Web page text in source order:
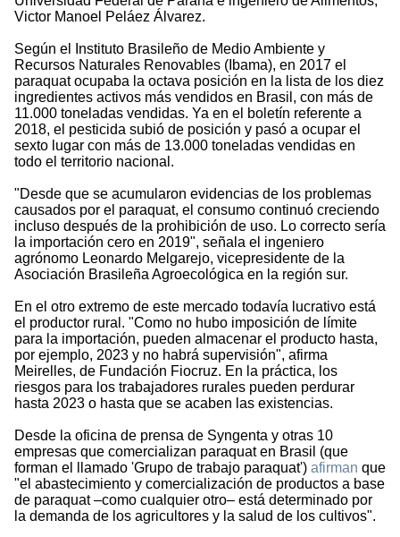
Victor Manoel Peláez Álvarez.
Según el Instituto Brasileño de Medio Ambiente y
Recursos Naturales Renovables (Ibama), en 2017 el
paraquat ocupaba la octava posición en la lista de los diez
ingredientes activos más vendidos en Brasil, con más de
11.000 toneladas vendidas. Ya en el boletín referente a
2018, el pesticida subió de posición y pasó a ocupar el
sexto lugar con más de 13.000 toneladas vendidas en
todo el territorio nacional.
"Desde que se acumularon evidencias de los problemas
causados por el paraquat, el consumo continuó creciendo
incluso después de la prohibición de uso. Lo correcto sería
la importación cero en 2019", señala el ingeniero
agrónomo Leonardo Melgarejo, vicepresidente de la
Asociación Brasileña Agroecológica en la región sur.
En el otro extremo de este mercado todavía lucrativo está
el productor rural. "Como no hubo imposición de límite
para la importación, pueden almacenar el producto hasta,
por ejemplo, 2023 y no habrá supervisión", afirma
Meirelles, de Fundación Fiocruz. En la práctica, los
riesgos para los trabajadores rurales pueden perdurar
hasta 2023 o hasta que se acaben las existencias.
Desde la oficina de prensa de Syngenta y otras 10
empresas que comercializan paraquat en Brasil (que
forman el llamado 'Grupo de trabajo paraquat') afirman que
"el abastecimiento y comercialización de productos a base
de paraquat –como cualquier otro– está determinado por
la demanda de los agricultores y la salud de los cultivos".